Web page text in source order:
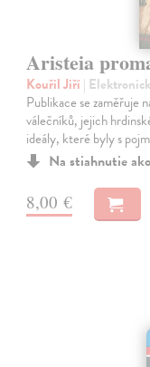
Aristeia
Kouřil Jiří |
Publikace se zaměřuje
válečníků, jejich
ideály, které byly s
Na stiahnutie ako
8,00 €